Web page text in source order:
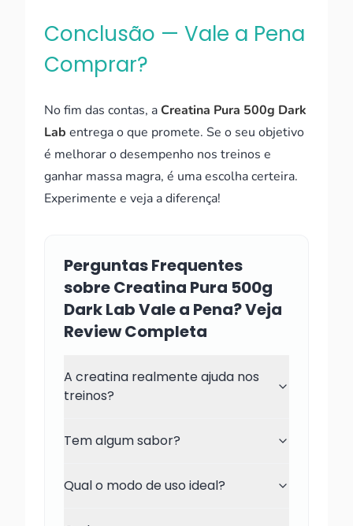
Conclusão — Vale a Pena
Comprar?
No fim das contas, aCreatina Pura 500g Dark
Lab entrega o que promete. Se o seu objetivo
é melhorar o desempenho nos treinos e
ganhar massa magra, é uma escolha certeira.
Experimente e veja a diferença!
Perguntas Frequentes
sobre Creatina Pura 500g
Dark Lab Vale a Pena? Veja
Review Completa
A creatina realmente ajuda nos
treinos?
Tem algum sabor?
Qual o modo de uso ideal?